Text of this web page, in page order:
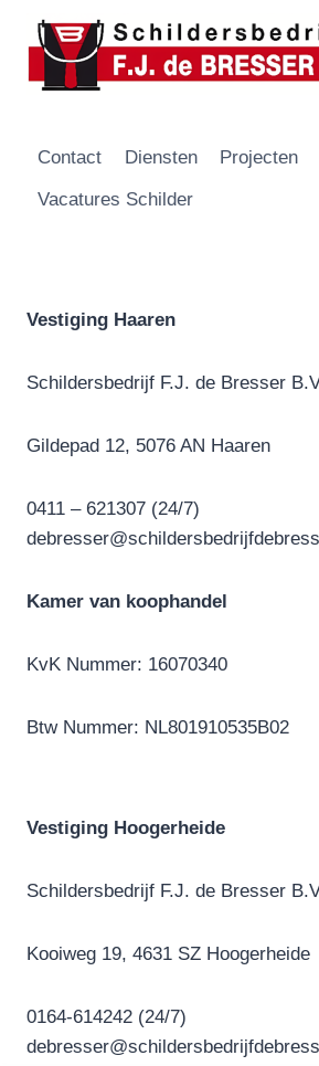
Contact Diensten Projecten
Vacatures Schilder
Vestiging Haaren
Schildersbedrijf F.J. de Bresser
Gildepad 12, 5076 AN Haaren
0411 – 621307 (24/7)
Kamer van koophandel
KvK Nummer: 16070340
Btw Nummer: NL801910535B02
Vestiging Hoogerheide
Schildersbedrijf F.J. de Bresser
Kooiweg 19, 4631 SZ Hoogerheide
0164-614242 (24/7)